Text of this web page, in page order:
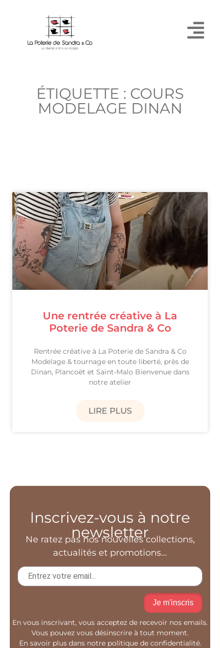
ÉTIQUETTE : COURS
MODELAGE DINAN
Une rentrée créative à La
Poterie de Sandra & Co
Rentrée créative à La Poterie de Sandra & Co
Modelage & tournage en toute liberté, près de
Dinan, Plancoët et Saint-Malo Bienvenue dans
notre atelier
LIRE PLUS
Inscrivez-vous à notre
newsletter
Ne ratez pas nos nouvelles collections,
actualités et promotions…
Je m'inscris
En vous inscrivant, vous acceptez de recevoir nos emails.
Vous pouvez vous désinscrire à tout moment.
En savoir plus dans notre politique de confidentialité.